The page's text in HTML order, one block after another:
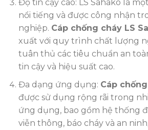
Độ tin cậy cao: LS Sahako là
nổi tiếng và được công nhận
nghiệp. Cáp chống cháy LS
xuất với quy trình chất lượng
tuân thủ các tiêu chuẩn an
tin cậy và hiệu suất cao.
Đa dạng ứng dụng: Cáp
được sử dụng rộng rãi trong
ứng dụng, bao gồm hệ thống
viễn thông, báo cháy và an